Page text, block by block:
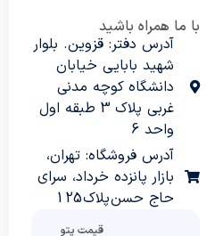
با ما همراه باشید
آدرس دفتر: قزوین. بلوار
شهید بابایی خیابان
دانشگاه کوچه مدنی
غربی پلاک 3 طبقه اول
واحد 6
آدرس فروشگاه: تهران،
بازار پانزده خرداد، سرای
حاج حسن پلاک 125
قیمت پتو